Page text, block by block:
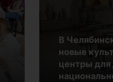
профессия:
подростков в
Подробнее
В
новые
центры для